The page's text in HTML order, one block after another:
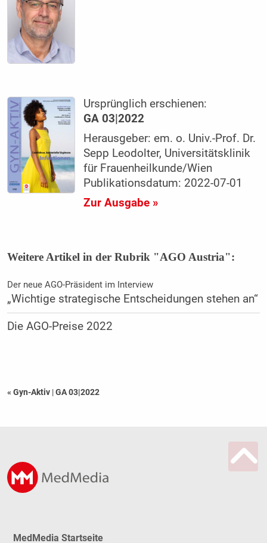
Ursprünglich erschienen:
GA 03|2022
Herausgeber: em. o. Univ.-Prof. Dr.
Sepp Leodolter, Universitätsklinik
für Frauenheilkunde/Wien
Publikationsdatum: 2022-07-01
Zur Ausgabe »
Weitere Artikel in der Rubrik "AGO Austria":
Der neue AGO-Präsident im Interview
„Wichtige strategische Entscheidungen stehen an“
Die AGO-Preise 2022
« Gyn-Aktiv |GA 03|2022
MedMedia Startseite